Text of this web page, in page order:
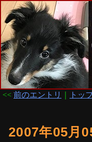
<< 前のエントリ トッ
2007年05月